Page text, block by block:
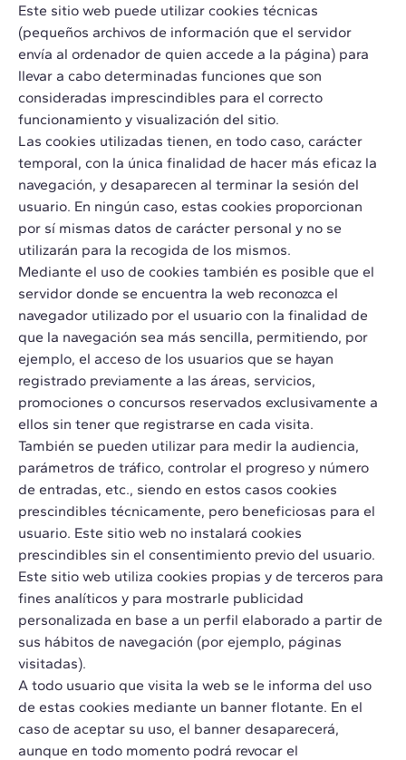
Este sitio web puede utilizar cookies técnicas
(pequeños archivos de información que el servidor
envía al ordenador de quien accede a la página) para
llevar a cabo determinadas funciones que son
consideradas imprescindibles para el correcto
funcionamiento y visualización del sitio.
Las cookies utilizadas tienen, en todo caso, carácter
temporal, con la única finalidad de hacer más eficaz la
navegación, y desaparecen al terminar la sesión del
usuario. En ningún caso, estas cookies proporcionan
por sí mismas datos de carácter personal y no se
utilizarán para la recogida de los mismos.
Mediante el uso de cookies también es posible que el
servidor donde se encuentra la web reconozca el
navegador utilizado por el usuario con la finalidad de
que la navegación sea más sencilla, permitiendo, por
ejemplo, el acceso de los usuarios que se hayan
registrado previamente a las áreas, servicios,
promociones o concursos reservados exclusivamente a
ellos sin tener que registrarse en cada visita.
También se pueden utilizar para medir la audiencia,
parámetros de tráfico, controlar el progreso y número
de entradas, etc., siendo en estos casos cookies
prescindibles técnicamente, pero beneficiosas para el
usuario. Este sitio web no instalará cookies
prescindibles sin el consentimiento previo del usuario.
Este sitio web utiliza cookies propias y de terceros para
fines analíticos y para mostrarle publicidad
personalizada en base a un perfil elaborado a partir de
sus hábitos de navegación (por ejemplo, páginas
visitadas).
A todo usuario que visita la web se le informa del uso
de estas cookies mediante un banner flotante. En el
caso de aceptar su uso, el banner desaparecerá,
aunque en todo momento podrá revocar el